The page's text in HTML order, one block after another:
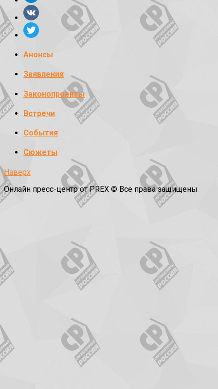
Анонсы
Заявления
Законопроекты
Встречи
События
Сюжеты
Наверх
Онлайн пресс-центр от PREX © Все права защищены